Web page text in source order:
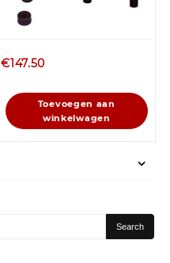
€147.50
Toevoegen aan
winkelwagen